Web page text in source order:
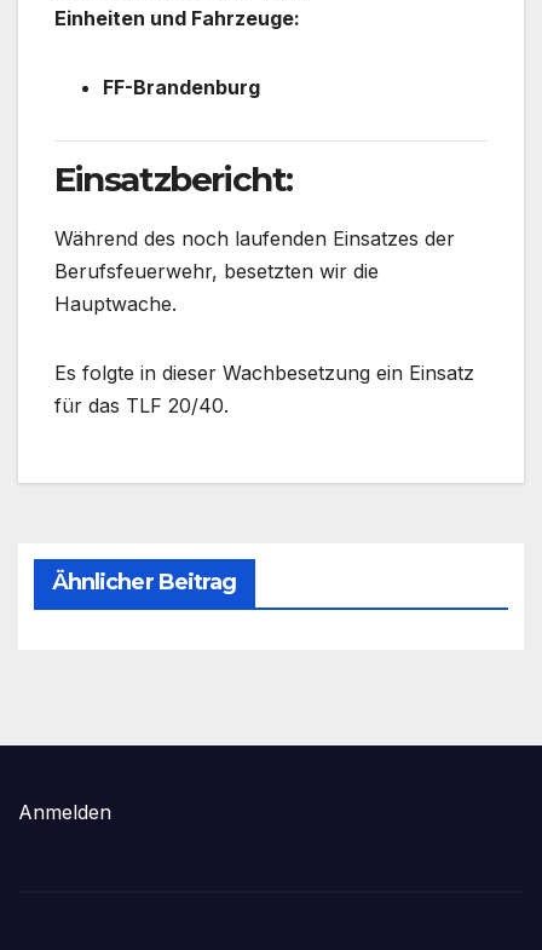
Einheiten und Fahrzeuge:
FF-Brandenburg
Einsatzbericht:
Während des noch laufenden Einsatzes der
Berufsfeuerwehr, besetzten wir die
Hauptwache.
Es folgte in dieser Wachbesetzung ein Einsatz
für das TLF 20/40.
Ähnlicher Beitrag
Anmelden